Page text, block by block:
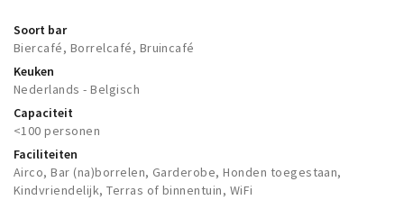
Soort bar
Biercafé, Borrelcafé, Bruincafé
Keuken
Nederlands - Belgisch
Capaciteit
<100 personen
Faciliteiten
Airco, Bar (na)borrelen, Garderobe, Honden toegestaan,
Kindvriendelijk, Terras of binnentuin, WiFi